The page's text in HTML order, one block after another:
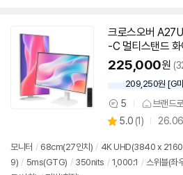
크로스오버
-C 멀티스탠드
225,000원
209,250원 [G마
상
품
견
5 브랜드
별
점
5.0 (상
리
뷰
1)
모니터 / 68cm(27인치) / 4K UHD(3840 x
9) / 5ms(GTG) / 350nits / 1,000:1 / 스위블(좌